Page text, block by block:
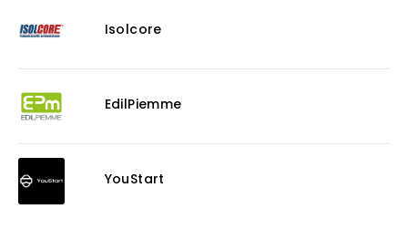
Isolcore
EdilPiemme
YouStart